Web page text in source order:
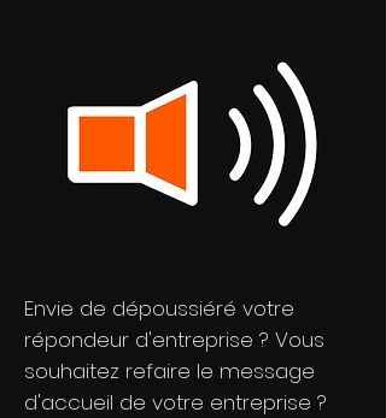
Envie de dépoussiéré votre
répondeur d'entreprise ? Vous
souhaitez refaire le message
d'accueil de votre entreprise ?